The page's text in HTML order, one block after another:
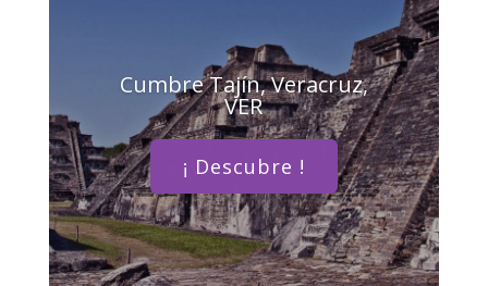
Cumbre Tajín, Veracruz,
VER
¡ Descubre !